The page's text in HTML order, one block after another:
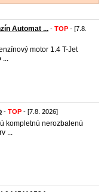
Automat ... - TOP - [7.8.
motor 1.4 T-Jet
...
- TOP - [7.8. 2026]
kompletnú nerozbalenú
...